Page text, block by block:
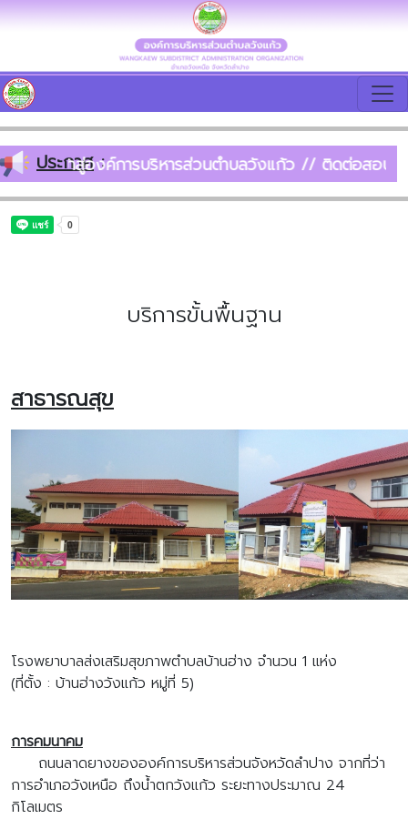
ประกาศ:
าสู่องค์การบริหารส่วนตำบลวังแก้ว // ติดต่อสอบถาม : โท
บริการขั้นพื้นฐาน
สาธารณสุข
โรงพยาบาลส่งเสริมสุขภาพตําบลบ้านฮ่าง จํานวน 1 แห่ง
(ที่ตั้ง : บ้านฮ่างวังแก้ว หมู่ที่ 5)
การคมนาคม
ถนนลาดยางขององค์การบริหารส่วนจังหวัดลําปาง จากที่ว่า
การอําเภอวังเหนือ ถึงน้ำตกวังแก้ว ระยะทางประมาณ 24
กิโลเมตร